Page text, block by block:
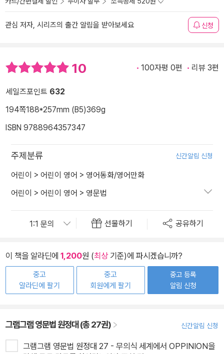
관심 저자, 시리즈의 출간 알림을 받아보세요 신청
10 100자평 0편 리뷰 3편
세일즈포인트 632
194쪽188*257mm (B5)369g
ISBN 9788964357347
주제분류 신간알림 신청
어린이 > 어린이 영어 > 영어동화/영어만화
어린이 > 어린이 영어 > 영문법
선물하기 공유하기
이 책을 알라딘에 1,200원 (최상기준)에 파시겠습니까?
중고
알라딘에 팔기
중고
회원에게 팔기
중고 등록
알림 신청
그램그램 영문법 원정대 (총 27권) 신간알림 신청
그램그램 영문법 원정대 27 - 무의식 세계에서 OPPINION을